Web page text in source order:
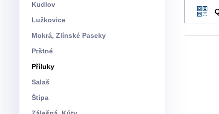
Kudlov
Lužkovice
Mokrá, Zlínské Paseky
Prštné
Příluky
Salaš
Štípa